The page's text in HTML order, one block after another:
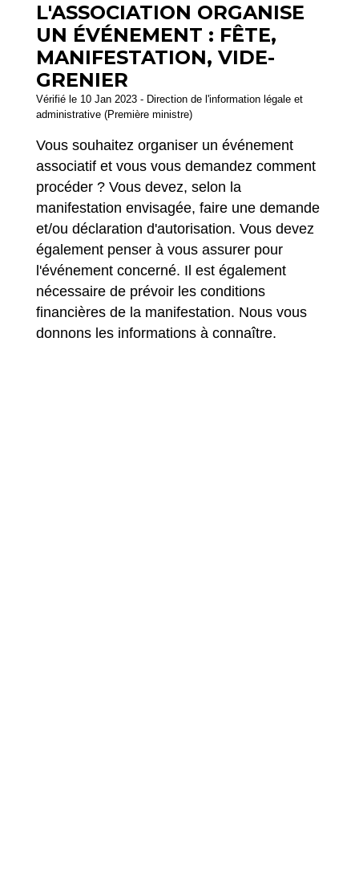
L'ASSOCIATION ORGANISE
UN ÉVÉNEMENT : FÊTE,
MANIFESTATION, VIDE-
GRENIER
Vérifié le 10 Jan 2023 - Direction de l'information légale et
administrative (Première ministre)
Vous souhaitez organiser un événement
associatif et vous vous demandez comment
procéder ? Vous devez, selon la
manifestation envisagée, faire une demande
et/ou déclaration d'autorisation. Vous devez
également penser à vous assurer pour
l'événement concerné. Il est également
nécessaire de prévoir les conditions
financières de la manifestation. Nous vous
donnons les informations à connaître.